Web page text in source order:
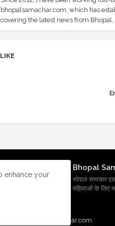
bhopalsamachar.com, which has
covering the latest news from Bhopal,
Bhopal
भोपाल समाचार एक
महिलाओं के लिए
BhopalSmachar.com
enhance your